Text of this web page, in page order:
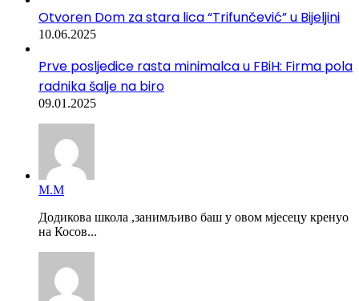
Otvoren Dom za stara lica “Trifunčević” u Bijeljini
10.06.2025
Prve posljedice rasta minimalca u FBiH: Firma pola
radnika šalje na biro
09.01.2025
М.М
Додикова школа ,занимљиво баш у овом мјесецу кренуо
на Косов...